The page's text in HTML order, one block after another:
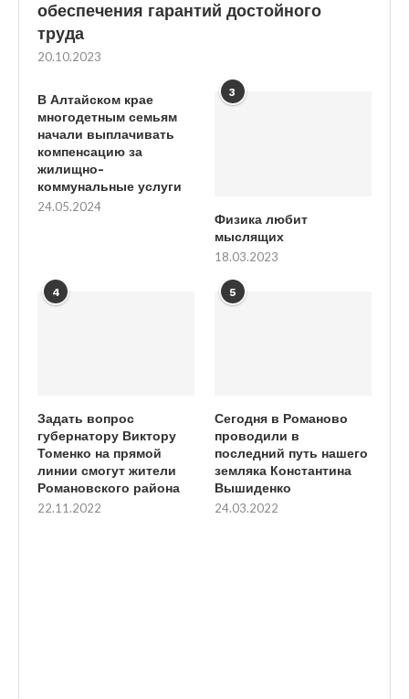
обеспечения гарантий достойного
труда
20.10.2023
В Алтайском крае
многодетным семьям
начали выплачивать
компенсацию за
жилищно-
коммунальные услуги
24.05.2024
3
Физика любит
мыслящих
18.03.2023
4
Задать вопрос
губернатору Виктору
Томенко на прямой
линии смогут жители
Романовского района
22.11.2022
5
Сегодня в Романово
проводили в
последний путь нашего
земляка Константина
Вышиденко
24.03.2022